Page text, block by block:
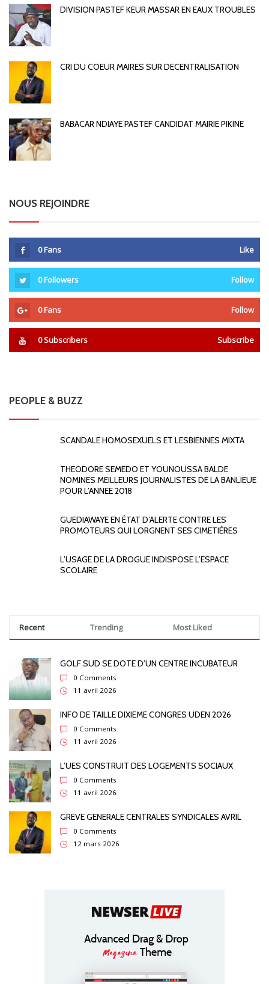
DIVISION PASTEF KEUR MASSAR EN EAUX TROUBLES
CRI DU COEUR MAIRES SUR DECENTRALISATION
BABACAR NDIAYE PASTEF CANDIDAT MAIRIE PIKINE
NOUS REJOINDRE
0Fans Like
0Followers Follow
0Fans Follow
0Subscribers Subscribe
PEOPLE & BUZZ
SCANDALE HOMOSEXUELS ET LESBIENNES MIXTA
THEODORE SEMEDO ET YOUNOUSSA BALDE
NOMINES MEILLEURS JOURNALISTES DE LA BANLIEUE
POUR L’ANNEE 2018
GUEDIAWAYE EN ÉTAT D’ALERTE CONTRE LES
PROMOTEURS QUI LORGNENT SES CIMETIÈRES
L’USAGE DE LA DROGUE INDISPOSE L’ESPACE
SCOLAIRE
Recent Trending Most Liked
GOLF SUD SE DOTE D’UN CENTRE INCUBATEUR
0 Comments
11 avril 2026
INFO DE TAILLE DIXIEME CONGRES UDEN 2026
0 Comments
11 avril 2026
L’UES CONSTRUIT DES LOGEMENTS SOCIAUX
0 Comments
11 avril 2026
GREVE GENERALE CENTRALES SYNDICALES AVRIL
0 Comments
12 mars 2026